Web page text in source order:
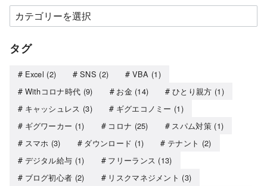
タグ
Excel (2) SNS (2) VBA (1)
Withコロナ時代 (9) お金(14) ひとり親方 (1)
キャッシュレス (3) ギグエコノミー (1)
ギグワーカー (1) コロナ (25) スパム対策(1)
スマホ (3) ダウンロード (1) テナント (2)
デジタル給与 (1) フリーランス (13)
ブログ初心者 (2) リスクマネジメント (3)